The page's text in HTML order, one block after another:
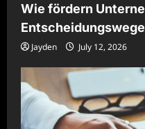
Wie fördern
Jayden July 12, 2026